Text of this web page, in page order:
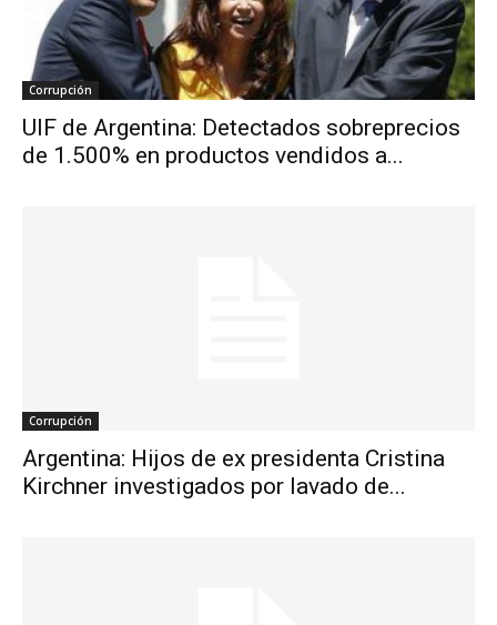
Corrupción
UIF de Argentina: Detectados sobreprecios
de 1.500% en productos vendidos a...
Corrupción
Argentina: Hijos de ex presidenta Cristina
Kirchner investigados por lavado de...